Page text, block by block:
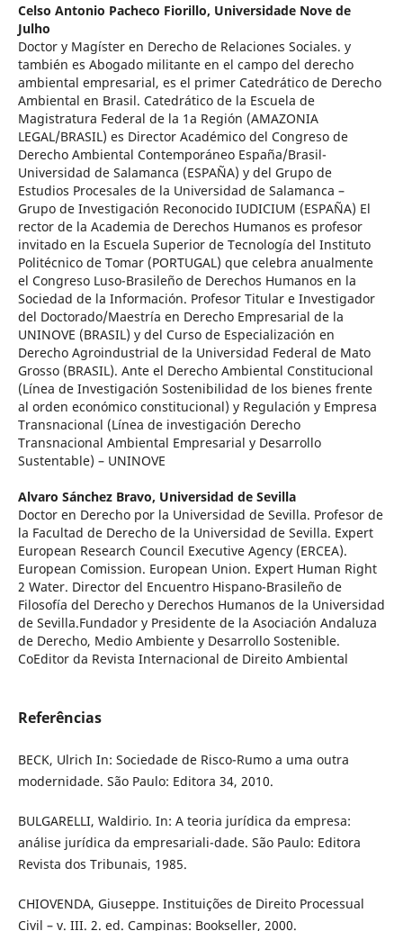
Celso Antonio Pacheco Fiorillo, Universidade Nove de
Julho
Doctor y Magíster en Derecho de Relaciones Sociales. y
también es Abogado militante en el campo del derecho
ambiental empresarial, es el primer Catedrático de Derecho
Ambiental en Brasil. Catedrático de la Escuela de
Magistratura Federal de la 1a Región (AMAZONIA
LEGAL/BRASIL) es Director Académico del Congreso de
Derecho Ambiental Contemporáneo España/Brasil-
Universidad de Salamanca (ESPAÑA) y del Grupo de
Estudios Procesales de la Universidad de Salamanca –
Grupo de Investigación Reconocido IUDICIUM (ESPAÑA) El
rector de la Academia de Derechos Humanos es profesor
invitado en la Escuela Superior de Tecnología del Instituto
Politécnico de Tomar (PORTUGAL) que celebra anualmente
el Congreso Luso-Brasileño de Derechos Humanos en la
Sociedad de la Información. Profesor Titular e Investigador
del Doctorado/Maestría en Derecho Empresarial de la
UNINOVE (BRASIL) y del Curso de Especialización en
Derecho Agroindustrial de la Universidad Federal de Mato
Grosso (BRASIL). Ante el Derecho Ambiental Constitucional
(Línea de Investigación Sostenibilidad de los bienes frente
al orden económico constitucional) y Regulación y Empresa
Transnacional (Línea de investigación Derecho
Transnacional Ambiental Empresarial y Desarrollo
Sustentable) – UNINOVE
Alvaro Sánchez Bravo, Universidad de Sevilla
Doctor en Derecho por la Universidad de Sevilla. Profesor de
la Facultad de Derecho de la Universidad de Sevilla. Expert
European Research Council Executive Agency (ERCEA).
European Comission. European Union. Expert Human Right
2 Water. Director del Encuentro Hispano-Brasileño de
Filosofía del Derecho y Derechos Humanos de la Universidad
de Sevilla.Fundador y Presidente de la Asociación Andaluza
de Derecho, Medio Ambiente y Desarrollo Sostenible.
CoEditor da Revista Internacional de Direito Ambiental
Referências
BECK, Ulrich In: Sociedade de Risco-Rumo a uma outra
modernidade. São Paulo: Editora 34, 2010.
BULGARELLI, Waldirio. In: A teoria jurídica da empresa:
análise jurídica da empresariali-dade. São Paulo: Editora
Revista dos Tribunais, 1985.
CHIOVENDA, Giuseppe. Instituições de Direito Processual
Civil – v. III. 2. ed. Campinas: Bookseller, 2000.